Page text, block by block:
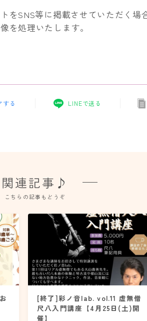
をSNS等に掲載させていただく場
を処理いたします。
する LINEで送る
関連記事♪
こちらの記事もどうぞ
[終了]彩ノ音lab. vol.11​​ 虚無僧
尺八入門講座【4月25日(土)開
催】